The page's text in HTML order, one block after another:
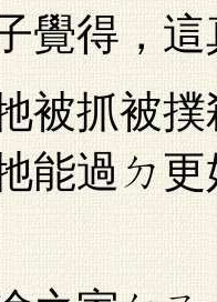
覺得，
被抓被
能過ㄉ